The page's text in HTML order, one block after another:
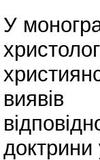
У
виявів
доктрини